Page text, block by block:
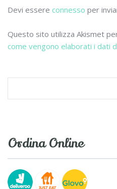
o
k
di
Devi essere connesso per
Questo sito utilizza Akismet
come vengono elaborati i dati
Ordina Online